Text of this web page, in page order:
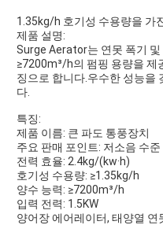
1.35kg/h 호기성 수용량을 가
제품 설명:
Surge Aerator는 연못 폭기
≥7200m³/h의 펌핑 용량을 제
징으로 합니다.우수한 성능을
다.
특징:
제품 이름: 큰 파도 통풍장치
주요 판매 포인트: 저소음 수준
전력 효율: 2.4kg/(kw·h)
호기성 수용량: ≥1.35kg/h
양수 능력: ≥7200m³/h
입력 전력: 1.5KW
양어장 에어레이터, 태양열